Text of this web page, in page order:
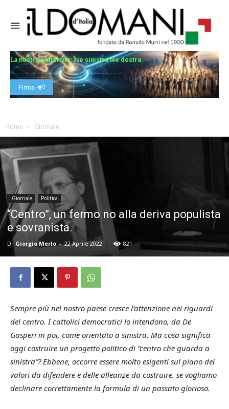
La nostra petizione: Né sinistra Né destra
Firma -
Home Giornale
Giornale Politica
“Centro”, un fermo no alla deriva populista
e sovranista.
Di Giorgio Merlo - 22 Aprile 2022 821
Sempre più nel nostro paese cresce l’attenzione nei riguardi
del centro. I cattolici democratici lo intendono, da De
Gasperi in poi, come orientato a sinistra. Ma cosa significa
oggi costruire un progetto politico di “centro che guarda a
sinistra”? Ebbene, occorre essere molto esigenti sul piano dei
valori da difendere e delle alleanze da costruire. se vogliamo
declinare correttamente la formula di un passato glorioso.